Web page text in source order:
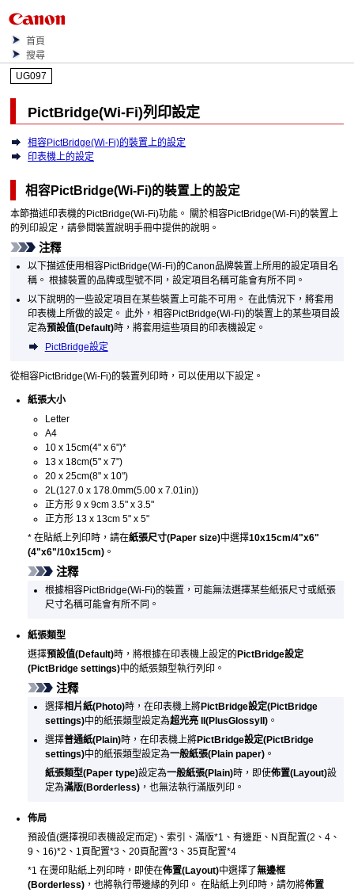
首頁
搜尋
UG097
PictBridge(Wi-Fi)列印設定
相容PictBridge(Wi-Fi)的裝置上的設定
印表機上的設定
相容PictBridge(Wi-Fi)的裝置上的設定
本節描述印表機的PictBridge(Wi-Fi)功能。 關於相容PictBridge(Wi-Fi)的裝置上
的列印設定，請參閱裝置說明手冊中提供的說明。
注釋
以下描述使用相容PictBridge(Wi-Fi)的Canon品牌裝置上所用的設定項目名
稱。 根據裝置的品牌或型號不同，設定項目名稱可能會有所不同。
以下說明的一些設定項目在某些裝置上可能不可用。 在此情況下，將套用
印表機上所做的設定。 此外，相容PictBridge(Wi-Fi)的裝置上的某些項目設
定為預設值(Default)時，將套用這些項目的印表機設定。
PictBridge設定
從相容PictBridge(Wi-Fi)的裝置列印時，可以使用以下設定。
紙張大小
Letter
A4
10 x 15cm(4" x 6")*
13 x 18cm(5" x 7")
20 x 25cm(8" x 10")
2L(127.0 x 178.0mm(5.00 x 7.01in))
正方形 9 x 9cm 3.5" x 3.5"
正方形 13 x 13cm 5" x 5"
*在貼紙上列印時，請在紙張尺寸(Paper size)中選擇10x15cm/4"x6"
(4"x6"/10x15cm) 。
注釋
根據相容PictBridge(Wi-Fi)的裝置，可能無法選擇某些紙張尺寸或紙張
尺寸名稱可能會有所不同。
紙張類型
選擇預設值(Default)時，將根據在印表機 上設定的PictBridge設定
(PictBridge settings)中的紙張類型執行列印。
注釋
選擇相片紙(Photo)時，在印表機上將PictBridge設定(PictBridge
settings)中的紙張類型設定為超光亮 II(PlusGlossyII)。
選擇普通紙(Plain)時，在印表機上將PictBridge設定(PictBridge
settings)中的紙張類型設定為一般紙張(Plain paper)。
紙張類型(Paper type)設定為一般紙張(Plain)時，即使佈置(Layout)設
定為滿版(Borderless)，也無法執行滿版列印。
佈局
預設值(選擇視印表機設定而定)、索引、滿版*1、有邊距、N頁配置(2、4、
9、16)*2、1頁配置*3、20頁配置*3、35頁配置*4
*1在燙印貼紙上列印時，即使在佈置(Layout)中選擇了無邊框
(Borderless) ，也將執行帶邊緣的列印。 在貼紙上列印時，請勿將佈置